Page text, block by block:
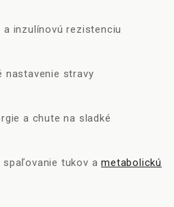
inzulínovú rezistenciu
nastavenie stravy
a chute na sladké
spaľovanie tukov ametabolickú